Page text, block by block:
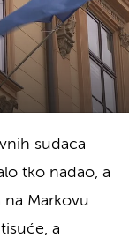
sudaca
tko nadao, a
Markovu
a